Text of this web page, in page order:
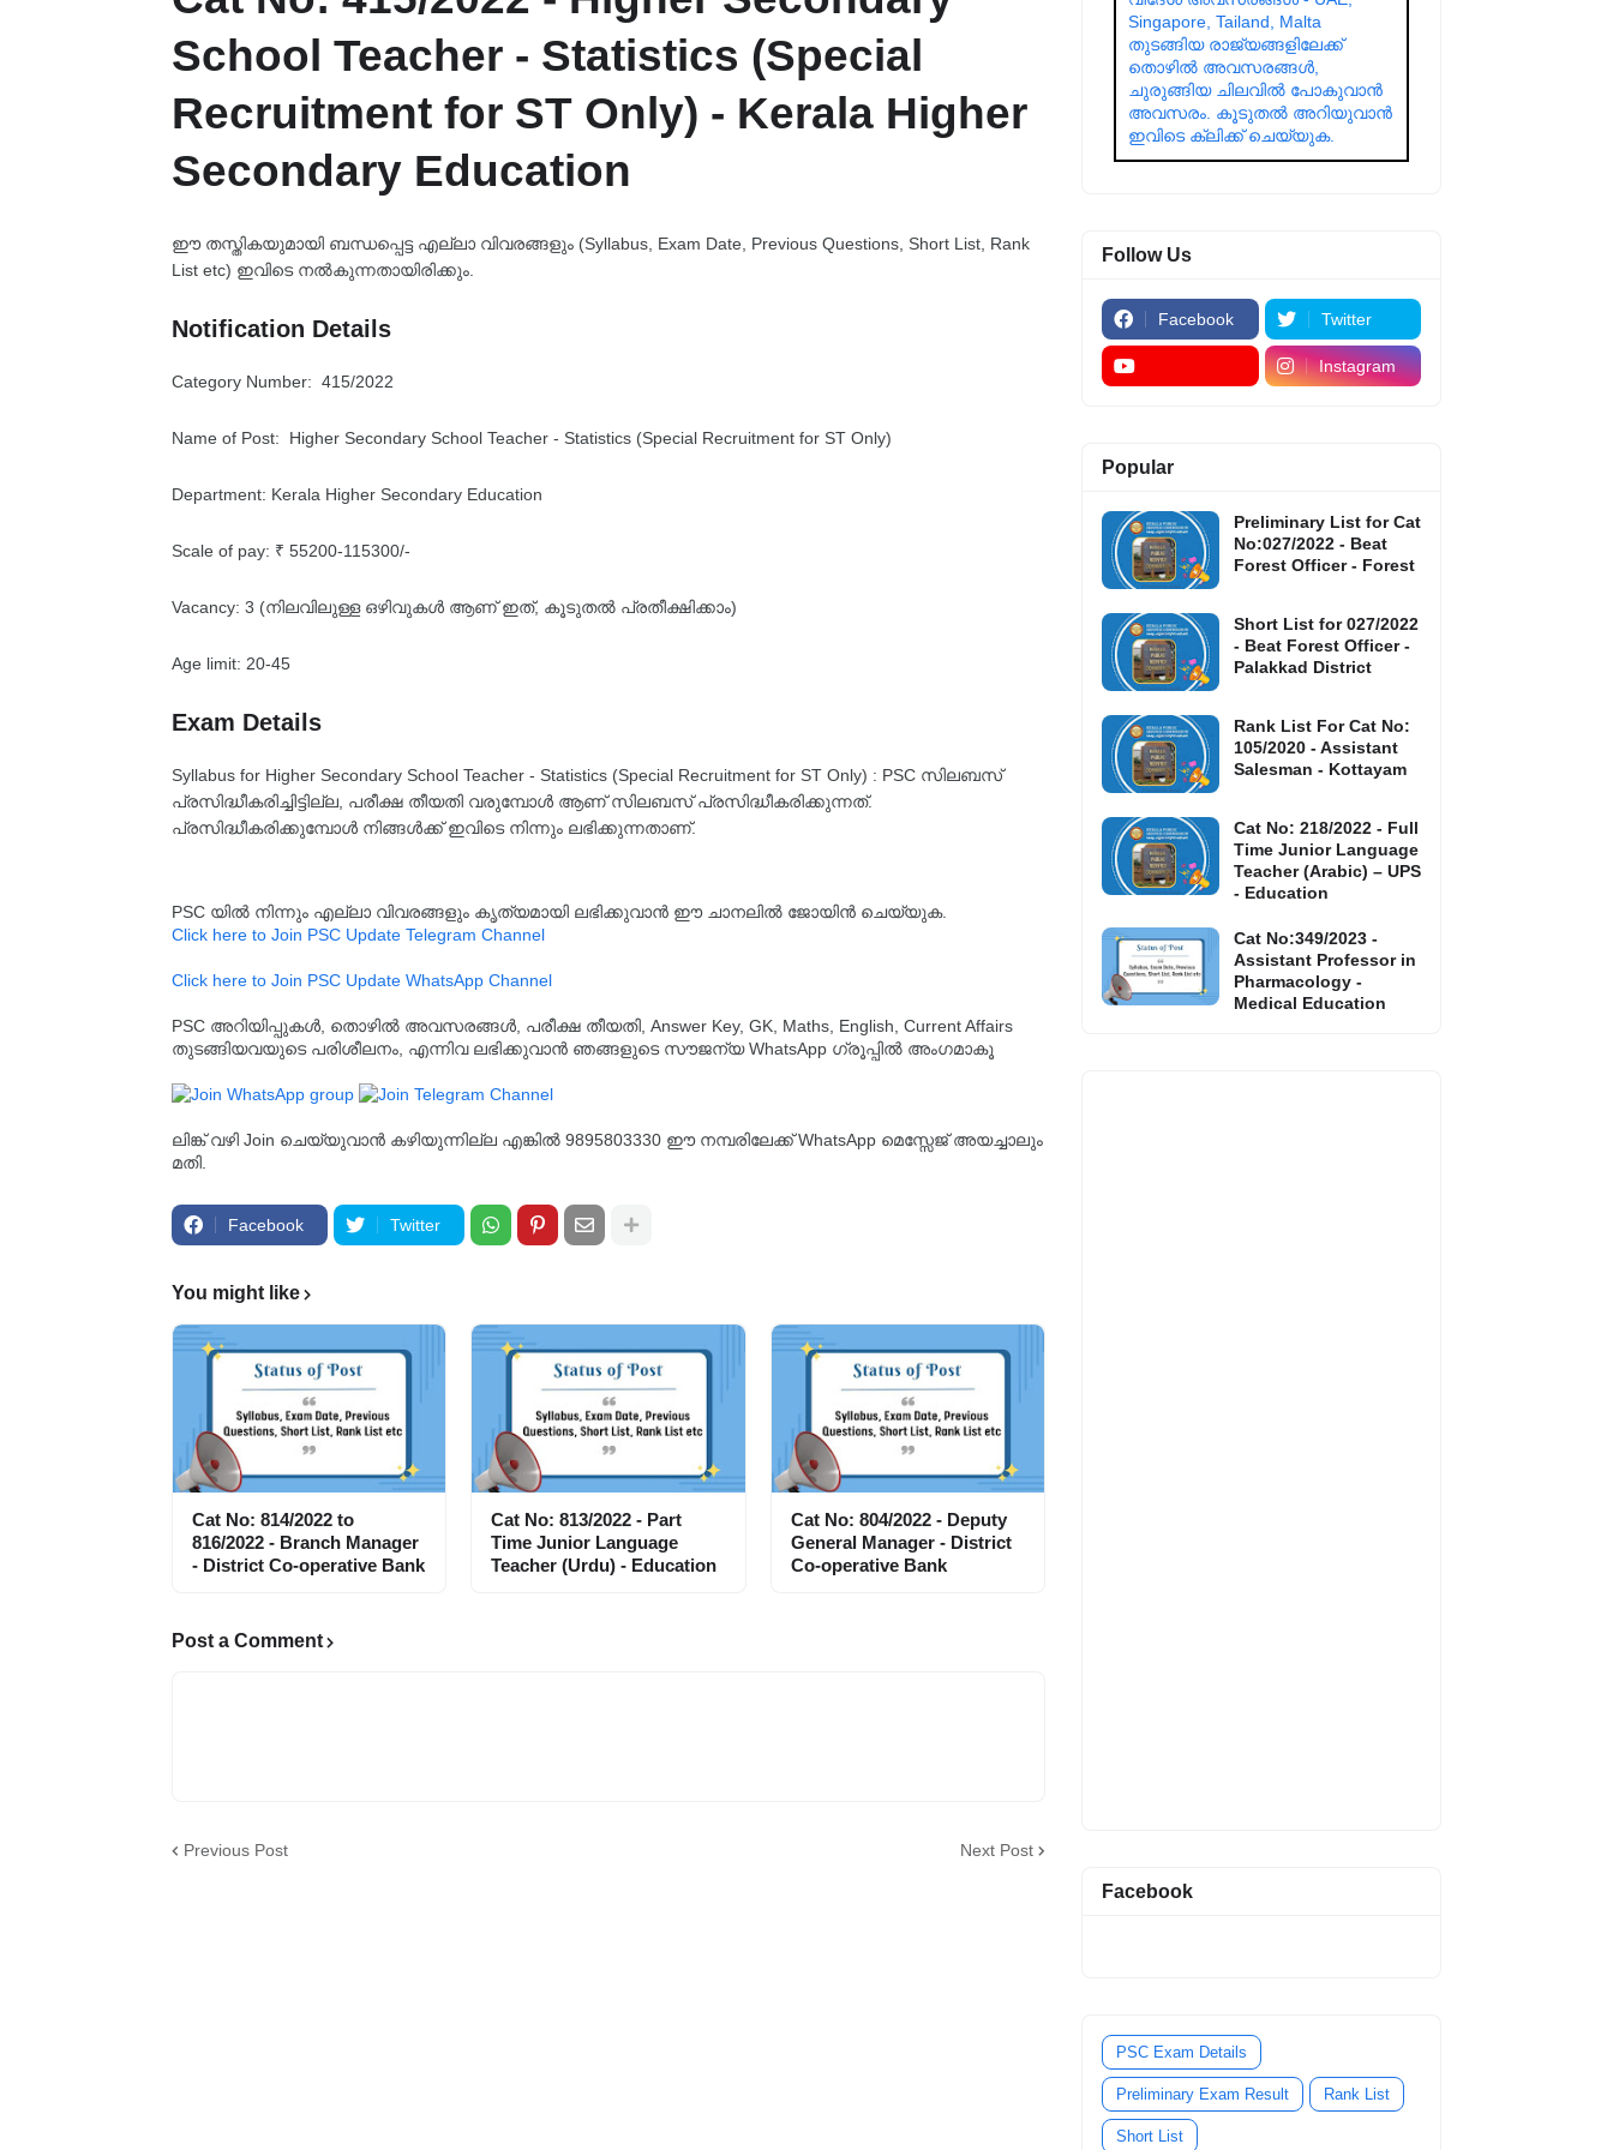
School Teacher - Statistics (Special
Recruitment for ST Only) - Kerala Higher
Secondary Education
ഈ തസ്തികയുമായി ബന്ധപ്പെട്ട എല്ലാ വിവരങ്ങളും (Syllabus, Exam Date, Previous Questions, Short List, Rank
List etc) ഇവിടെ നൽകുന്നതായിരിക്കും.
Notification Details
Category Number: 415/2022
Name of Post: Higher Secondary School Teacher - Statistics (Special Recruitment for ST Only)
Department: Kerala Higher Secondary Education
Scale of pay: ₹ 55200-115300/-
Vacancy: 3 (നിലവിലുള്ള ഒഴിവുകൾ ആണ് ഇത്, കൂടുതൽ പ്രതീക്ഷിക്കാം)
Age limit: 20-45
Exam Details
Syllabus for Higher Secondary School Teacher - Statistics (Special Recruitment for ST Only) : PSC സിലബസ്
പ്രസിദ്ധീകരിച്ചിട്ടില്ല, പരീക്ഷ തീയതി വരുമ്പോൾ ആണ് സിലബസ് പ്രസിദ്ധീകരിക്കുന്നത്.
പ്രസിദ്ധീകരിക്കുമ്പോൾ നിങ്ങൾക്ക് ഇവിടെ നിന്നും ലഭിക്കുന്നതാണ്.
PSC യിൽ നിന്നും എല്ലാ വിവരങ്ങളും കൃത്യമായി ലഭിക്കുവാൻ ഈ ചാനലിൽ ജോയിൻ ചെയ്യുക.
Click here to Join PSC Update Telegram Channel
Click here to Join PSC Update WhatsApp Channel
PSC അറിയിപ്പുകൾ, തൊഴിൽ അവസരങ്ങൾ, പരീക്ഷ തീയതി, Answer Key, GK, Maths, English, Current Affairs
തുടങ്ങിയവയുടെ പരിശീലനം, എന്നിവ ലഭിക്കുവാൻ ഞങ്ങളുടെ സൗജന്യ WhatsApp ഗ്രൂപ്പിൽ അംഗമാകൂ
ലിങ്ക് വഴി Join ചെയ്യുവാൻ കഴിയുന്നില്ല എങ്കിൽ 9895803330 ഈ നമ്പരിലേക്ക് WhatsApp മെസ്സേജ് അയച്ചാലും
മതി.
Facebook Twitter
You might like
Cat No: 814/2022 to
816/2022 - Branch Manager
- District Co-operative Bank
Cat No: 813/2022 - Part
Time Junior Language
Teacher (Urdu) - Education
Cat No: 804/2022 - Deputy
General Manager - District
Co-operative Bank
Post a Comment
Previous Post Next Post
Singapore, Tailand, Malta
തുടങ്ങിയ രാജ്യങ്ങളിലേക്ക്
തൊഴിൽ അവസരങ്ങൾ,
ചുരുങ്ങിയ ചിലവിൽ പോകുവാൻ
അവസരം. കൂടുതൽ അറിയുവാൻ
ഇവിടെ ക്ലിക്ക് ചെയ്യുക.
Follow Us
Facebook Twitter
Instagram
Popular
Preliminary List for Cat
No:027/2022 - Beat
Forest Officer - Forest
Short List for 027/2022
- Beat Forest Officer -
Palakkad District
Rank List For Cat No:
105/2020 - Assistant
Salesman - Kottayam
Cat No: 218/2022 - Full
Time Junior Language
Teacher (Arabic) – UPS
- Education
Cat No:349/2023 -
Assistant Professor in
Pharmacology -
Medical Education
Facebook
PSC Exam Details
Preliminary Exam Result Rank List
Short List